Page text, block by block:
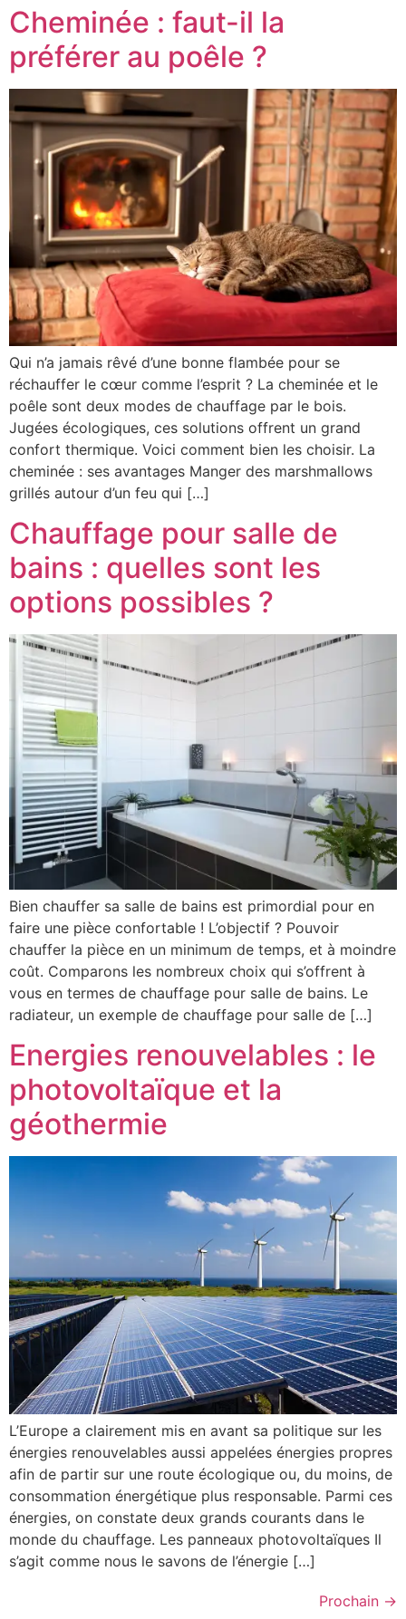
Cheminée : faut-il la
préférer au poêle ?
Qui n’a jamais rêvé d’une bonne flambée pour se
réchauffer le cœur comme l’esprit ? La cheminée et le
poêle sont deux modes de chauffage par le bois.
Jugées écologiques, ces solutions offrent un grand
confort thermique. Voici comment bien les choisir. La
cheminée : ses avantages Manger des marshmallows
grillés autour d’un feu qui […]
Chauffage pour salle de
bains : quelles sont les
options possibles ?
Bien chauffer sa salle de bains est primordial pour en
faire une pièce confortable ! L’objectif ? Pouvoir
chauffer la pièce en un minimum de temps, et à moindre
coût. Comparons les nombreux choix qui s’offrent à
vous en termes de chauffage pour salle de bains. Le
radiateur, un exemple de chauffage pour salle de […]
Energies renouvelables : le
photovoltaïque et la
géothermie
L’Europe a clairement mis en avant sa politique sur les
énergies renouvelables aussi appelées énergies propres
afin de partir sur une route écologique ou, du moins, de
consommation énergétique plus responsable. Parmi ces
énergies, on constate deux grands courants dans le
monde du chauffage. Les panneaux photovoltaïques Il
s’agit comme nous le savons de l’énergie […]
Prochain →